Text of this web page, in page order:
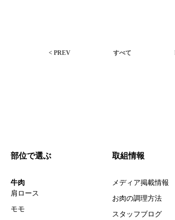
< PREV すべて
部位で選ぶ
牛肉
肩ロース
モモ
取組情報
メディア掲載情報
お肉の調理方法
スタッフブログ